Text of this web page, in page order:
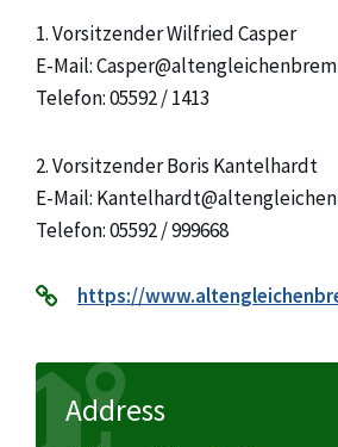
1. Vorsitzender Wilfried Casper
E-Mail:
Telefon: 05592 / 1413
2. Vorsitzender Boris Kantelhardt
E-Mail:
Telefon: 05592 / 999668
https://
Address